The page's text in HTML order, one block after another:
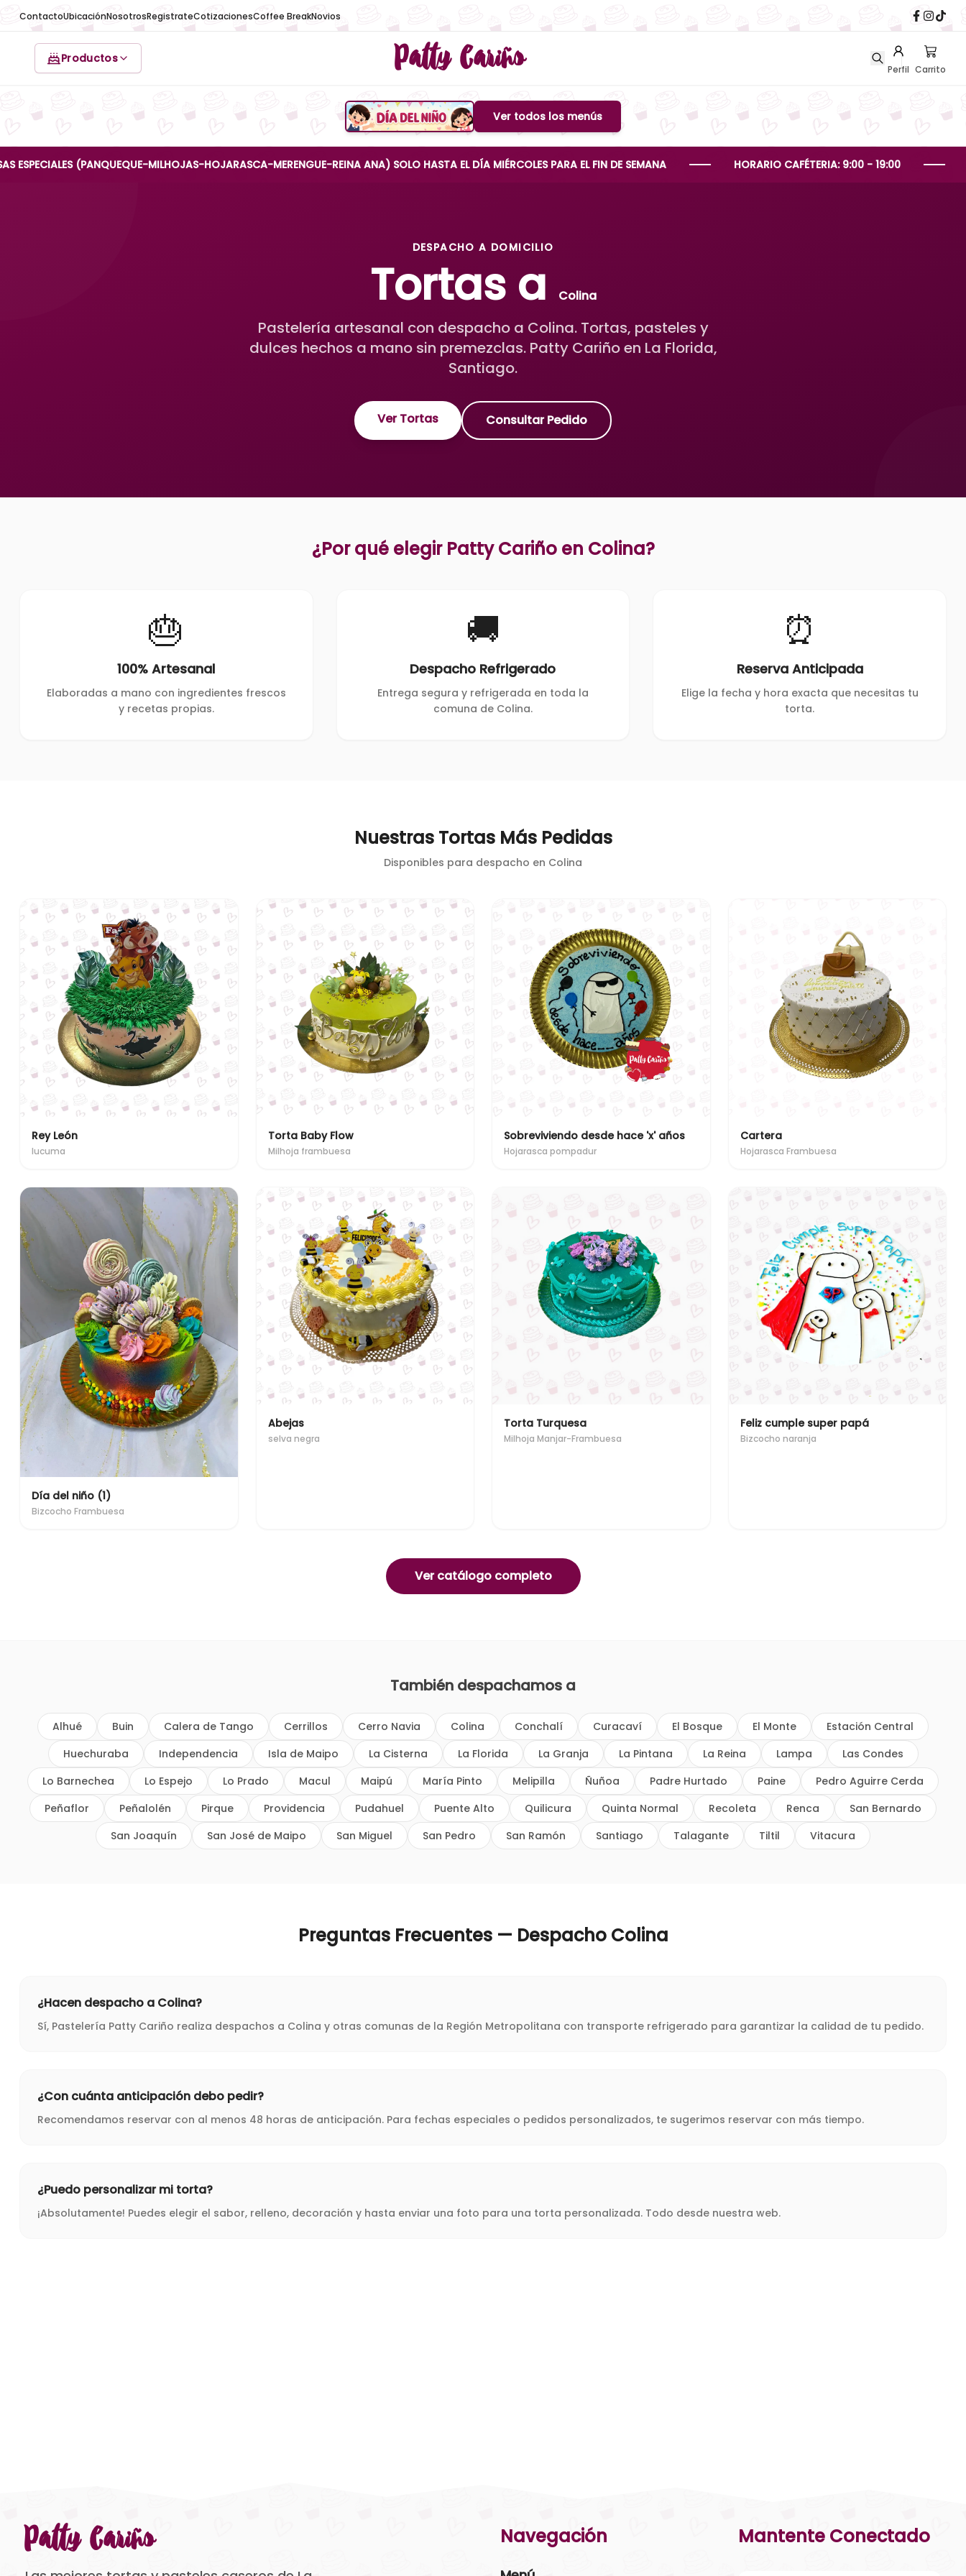
ContactoUbicaciónNosotrosRegistrateCotizacionesCoffee BreakNovios
Productos Patty Cariño Perfil Carrito
Boton de menuVer todos los menús
(PANQUEQUE-MILHOJAS-HOJARASCA-MERENGUE-REINA ANA) SOLO HASTA EL DÍA MIÉRCOLES PARA EL FIN DE SEMANA HORARIO CAFÉTERIA: 9:00 - 19:00
DESPACHO A DOMICILIO
Tortas a Colina
Pastelería artesanal con despacho a Colina. Tortas, pasteles y
dulces hechos a mano sin premezclas. Patty Cariño en La Florida,
Santiago.
Ver Tortas Consultar Pedido
¿Por qué elegir Patty Cariño en Colina?
🎂
100% Artesanal
Elaboradas a mano con ingredientes frescos
y recetas propias.
🚚
Despacho Refrigerado
Entrega segura y refrigerada en toda la
comuna de Colina.
⏰
Reserva Anticipada
Elige la fecha y hora exacta que necesitas tu
torta.
Nuestras Tortas Más Pedidas
Disponibles para despacho en Colina
Rey León
lucuma
Torta Baby Flow
Milhoja frambuesa
Sobreviviendo desde hace 'x' años
Hojarasca pompadur
Cartera
Hojarasca Frambuesa
Día del niño (1)
Bizcocho Frambuesa
Abejas
selva negra
Torta Turquesa
Milhoja Manjar-Frambuesa
Feliz cumple super papá
Bizcocho naranja
Ver catálogo completo
También despachamos a
Alhué Buin Calera de Tango Cerrillos Cerro Navia Colina Conchalí Curacaví El Bosque El Monte
Estación Central
Huechuraba
Independencia Isla de Maipo La Cisterna La Florida La Granja La Pintana La Reina Lampa
Las Condes
Lo Barnechea
Lo Espejo Lo Prado Macul Maipú María Pinto Melipilla Ñuñoa Padre Hurtado Paine
Pedro Aguirre Cerda
Peñaflor
Peñalolén Pirque Providencia Pudahuel Puente Alto Quilicura Quinta Normal Recoleta Renca
San Bernardo
San Joaquín
San José de Maipo San Miguel San Pedro San Ramón Santiago Talagante Tiltil Vitacura
Preguntas Frecuentes — Despacho Colina
¿Hacen despacho a Colina?
Sí, Pastelería Patty Cariño realiza despachos a Colina y otras comunas de la Región Metropolitana con transporte refrigerado para garantizar la calidad de tu pedido.
¿Con cuánta anticipación debo pedir?
Recomendamos reservar con al menos 48 horas de anticipación. Para fechas especiales o pedidos personalizados, te sugerimos reservar con más tiempo.
¿Puedo personalizar mi torta?
¡Absolutamente! Puedes elegir el sabor, relleno, decoración y hasta enviar una foto para una torta personalizada. Todo desde nuestra web.
Patty Cariño Navegación Mantente Conectado